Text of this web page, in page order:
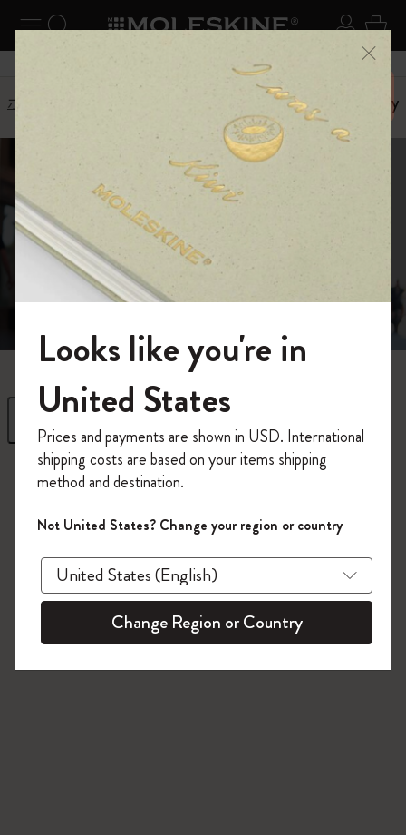
ナビゲーションの切替 ログ
検索 (キーワードなど) カ
6,500円以上のご購入で送料無料 メニ
ーを閉じる
ホーム バックパック Legendary
The Legendary
Backpack
ソフトな素材でしなやかに仕上げたスタイリッ
シュなバックパック。いろんなシーンで活躍す
る、汎用性が高いデザイン。ソフトな外側部
を使用しています。
フィルター 並び替え
2 プロダクツ
モレスキンの世界へようこそ
「WELCOME10」を入力すると、初回注
文が10%オフ＋送料無料になります。セ
ール・アウトレット品は適用外。
Moleskineアカウントを作成して限定オフ
ァーや会員特典、さらに多くのインスピ
レーションを手に入れましょう。
今すぐ会員登録 !
Looks like you're in
United States
Prices and payments are shown in USD. International
shipping costs are based on your items shipping
method and destination.
Not United States? Change your region or country
Change Region or Country